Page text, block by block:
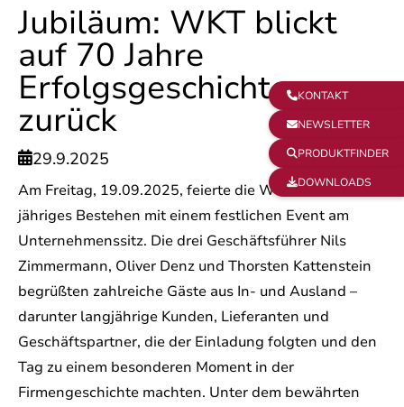
Jubiläum: WKT blickt
auf 70 Jahre
Erfolgsgeschichte
zurück
29.9.2025
Am Freitag, 19.09.2025, feierte die WKT ihr 70-
jähriges Bestehen mit einem festlichen Event am
Unternehmenssitz. Die drei Geschäftsführer Nils
Zimmermann, Oliver Denz und Thorsten Kattenstein
begrüßten zahlreiche Gäste aus In- und Ausland –
darunter langjährige Kunden, Lieferanten und
Geschäftspartner, die der Einladung folgten und den
Tag zu einem besonderen Moment in der
Firmengeschichte machten. Unter dem bewährten
KONTAKT
NEWSLETTER
 PRODUKTFINDER
DOWNLOADS